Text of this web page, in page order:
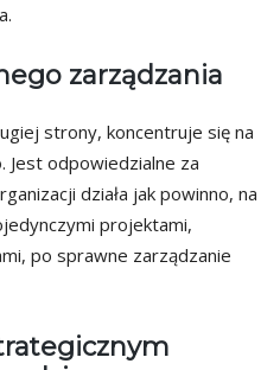
zarządzania
strony, koncentruje się na
Jest odpowiedzialne za
działa jak powinno, na
projektami,
po sprawne zarządzanie